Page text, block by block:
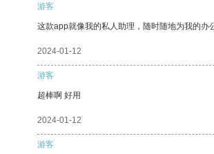
游客
这款app就像我的私人助理，随时随地为我的办
2024-01-12
游客
超棒啊 好用
2024-01-12
游客